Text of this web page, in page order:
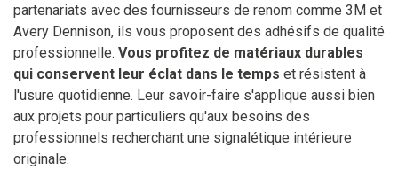
partenariats avec des fournisseurs de renom comme 3M et
Avery Dennison, ils vous proposent des adhésifs de qualité
professionnelle. Vous profitez de matériaux durables
qui conservent leur éclat dans le temps et résistent à
l'usure quotidienne. Leur savoir-faire s'applique aussi bien
aux projets pour particuliers qu'aux besoins des
professionnels recherchant une signalétique intérieure
originale.